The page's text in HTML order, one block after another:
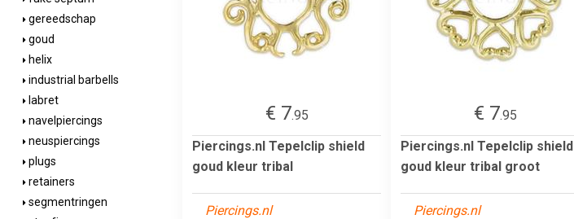
gereedschap
goud
helix
industrial barbells
labret
navelpiercings
neuspiercings
plugs
retainers
segmentringen
€ 7.95
Piercings.nl Tepelclip shield
goud kleur tribal
Piercings.nl
€ 7.95
Piercings.nl Tepelclip shield
goud kleur tribal groot
Piercings.nl